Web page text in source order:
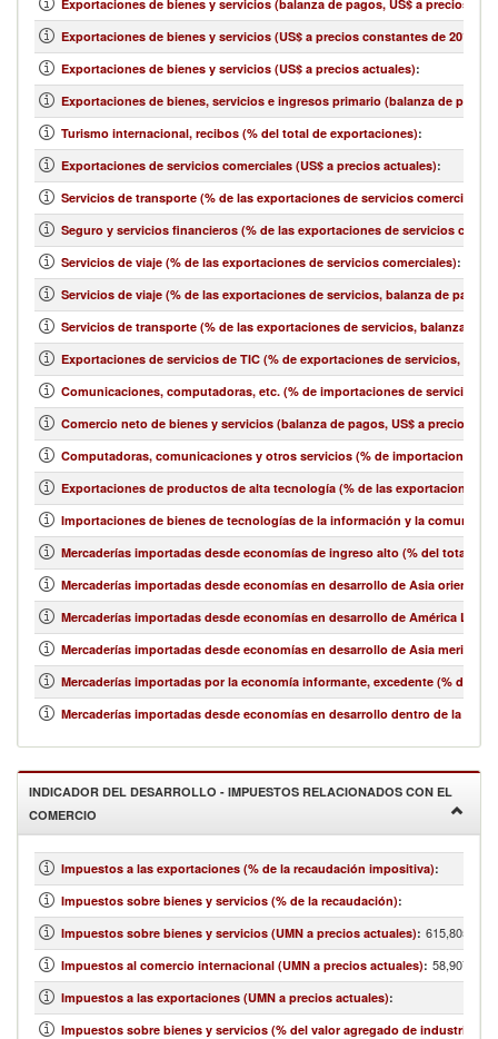
Exportaciones de bienes y servicios (balanza de pagos, US$ a precios
Exportaciones de bienes y servicios (US$ a precios constantes de 2010)
Exportaciones de bienes y servicios (US$ a precios actuales):
Exportaciones de bienes, servicios e ingresos primario (balanza de
Turismo internacional, recibos (% del total de exportaciones):
Exportaciones de servicios comerciales (US$ a precios actuales):
Servicios de transporte (% de las exportaciones de servicios comerciales)
Seguro y servicios financieros (% de las exportaciones de servicios
Servicios de viaje (% de las exportaciones de servicios comerciales):
Servicios de viaje (% de las exportaciones de servicios, balanza de pagos)
Servicios de transporte (% de las exportaciones de servicios, balanza de
Exportaciones de servicios de TIC (% de exportaciones de servicios,
Comunicaciones, computadoras, etc. (% de importaciones de servicios,
Comercio neto de bienes y servicios (balanza de pagos, US$ a precios
Computadoras, comunicaciones y otros servicios (% de importaciones
Exportaciones de productos de alta tecnología (% de las exportaciones
Importaciones de bienes de tecnologías de la información y la
Mercaderías importadas desde economías de ingreso alto (% del total de
Mercaderías importadas desde economías en desarrollo de Asia oriental
Mercaderías importadas desde economías en desarrollo de América
Mercaderías importadas desde economías en desarrollo de Asia
Mercaderías importadas por la economía informante, excedente (% del
Mercaderías importadas desde economías en desarrollo dentro de la
INDICADOR DEL DESARROLLO - IMPUESTOS RELACIONADOS CON EL
COMERCIO
Impuestos a las exportaciones (% de la recaudación impositiva):
Impuestos sobre bienes y servicios (% de la recaudación):
Impuestos sobre bienes y servicios (UMN a precios actuales):
Impuestos al comercio internacional (UMN a precios actuales):
Impuestos a las exportaciones (UMN a precios actuales):
Impuestos sobre bienes y servicios (% del valor agregado de industria y